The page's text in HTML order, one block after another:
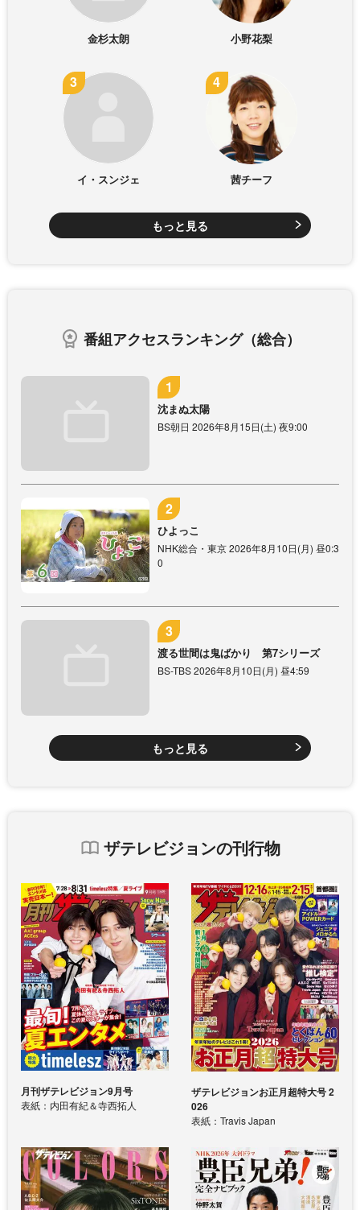
金杉太朗 小野花梨
イ・スンジェ 茜チーフ
もっと見る
番組アクセスランキング（総合）
沈まぬ太陽
BS朝日 2026年8月15日(土) 夜9:00
ひよっこ
NHK総合・東京 2026年8月10日(月) 昼0:3
0
渡る世間は鬼ばかり 第7シリーズ
BS-TBS 2026年8月10日(月) 昼4:59
もっと見る
ザテレビジョンの刊行物
月刊ザテレビジョン9月号
表紙：内田有紀＆寺西拓人
ザテレビジョンお正月超特大号 2
026
表紙：Travis Japan